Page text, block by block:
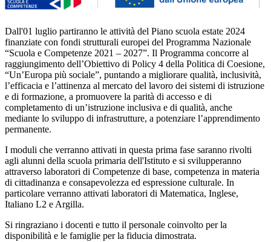
Dall'01 luglio partiranno le attività del Piano scuola estate 2024
finanziate con fondi strutturali europei del Programma Nazionale
“Scuola e Competenze 2021 – 2027”. Il Programma concorre al
raggiungimento dell’Obiettivo di Policy 4 della Politica di Coesione,
“Un’Europa più sociale”, puntando a migliorare qualità, inclusività,
l’efficacia e l’attinenza al mercato del lavoro dei sistemi di istruzione
e di formazione, a promuovere la parità di accesso e di
completamento di un’istruzione inclusiva e di qualità, anche
mediante lo sviluppo di infrastrutture, a potenziare l’apprendimento
permanente.
I moduli che verranno attivati in questa prima fase saranno rivolti
agli alunni della scuola primaria dell'Istituto e si svilupperanno
attraverso laboratori di Competenze di base, competenza in materia
di cittadinanza e consapevolezza ed espressione culturale. In
particolare verranno attivati laboratori di Matematica, Inglese,
Italiano L2 e Argilla.
Si ringraziano i docenti e tutto il personale coinvolto per la
disponibilità e le famiglie per la fiducia dimostrata.